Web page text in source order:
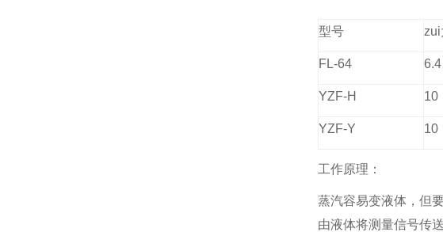
型号
FL-64 6.4
YZF-H 10
YZF-Y 10
工作原理：
蒸汽容易变液体，但
由液体将测量信号传